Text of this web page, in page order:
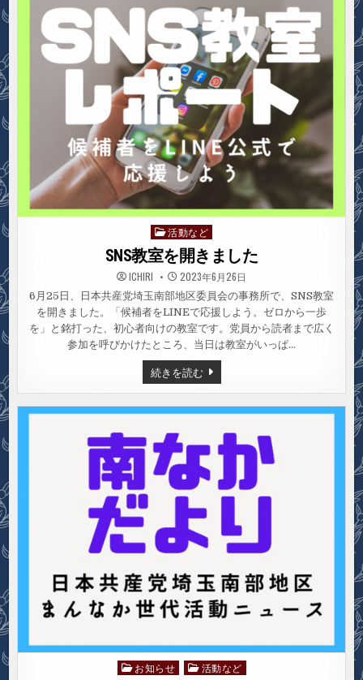
じ
ま
る
日
本
共
産
党
か
ら
は
柴
岡
ゆ
う
ま
が
Posted
in
活動など
SNS教室を開きました
ICHIRI 2023年6月26日
6月25日、日本共産党埼玉南部地区委員会の事務所で、SNS教室
を開きました。「候補者をLINEで応援しよう。ゼロから一歩
を」と銘打った、初心者向けの教室です。党員から読者まで広く
参加を呼びかけたところ、当日は教室がいっぱ…
続きを読むSNS
教
室
を
開
し
た
Posted
お知らせ 活動など